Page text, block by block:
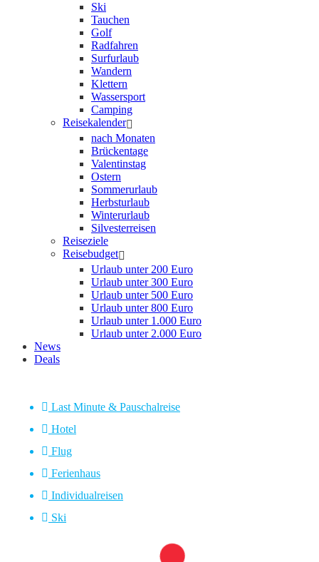
Ski
Tauchen
Golf
Radfahren
Surfurlaub
Wandern
Klettern
Wassersport
Camping
Reisekalender
nach Monaten
Brückentage
Valentinstag
Ostern
Sommerurlaub
Herbsturlaub
Winterurlaub
Silvesterreisen
Reiseziele
Reisebudget
Urlaub unter 200 Euro
Urlaub unter 300 Euro
Urlaub unter 500 Euro
Urlaub unter 800 Euro
Urlaub unter 1.000 Euro
Urlaub unter 2.000 Euro
News
Deals
Last Minute & Pauschalreise
Hotel
Flug
Ferienhaus
Individualreisen
Ski